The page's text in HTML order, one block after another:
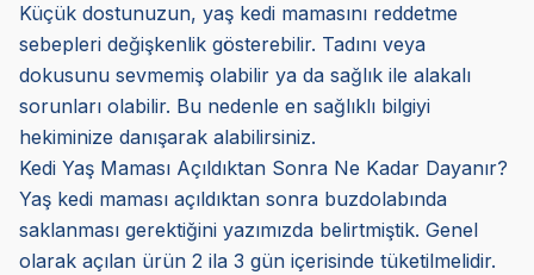
Küçük dostunuzun, yaş kedi mamasını reddetme
sebepleri değişkenlik gösterebilir. Tadını veya
dokusunu sevmemiş olabilir ya da sağlık ile alakalı
sorunları olabilir. Bu nedenle en sağlıklı bilgiyi
hekiminize danışarak alabilirsiniz.
Kedi Yaş Maması Açıldıktan Sonra Ne Kadar Dayanır?
Yaş kedi maması açıldıktan sonra buzdolabında
saklanması gerektiğini yazımızda belirtmiştik. Genel
olarak açılan ürün 2 ila 3 gün içerisinde tüketilmelidir.